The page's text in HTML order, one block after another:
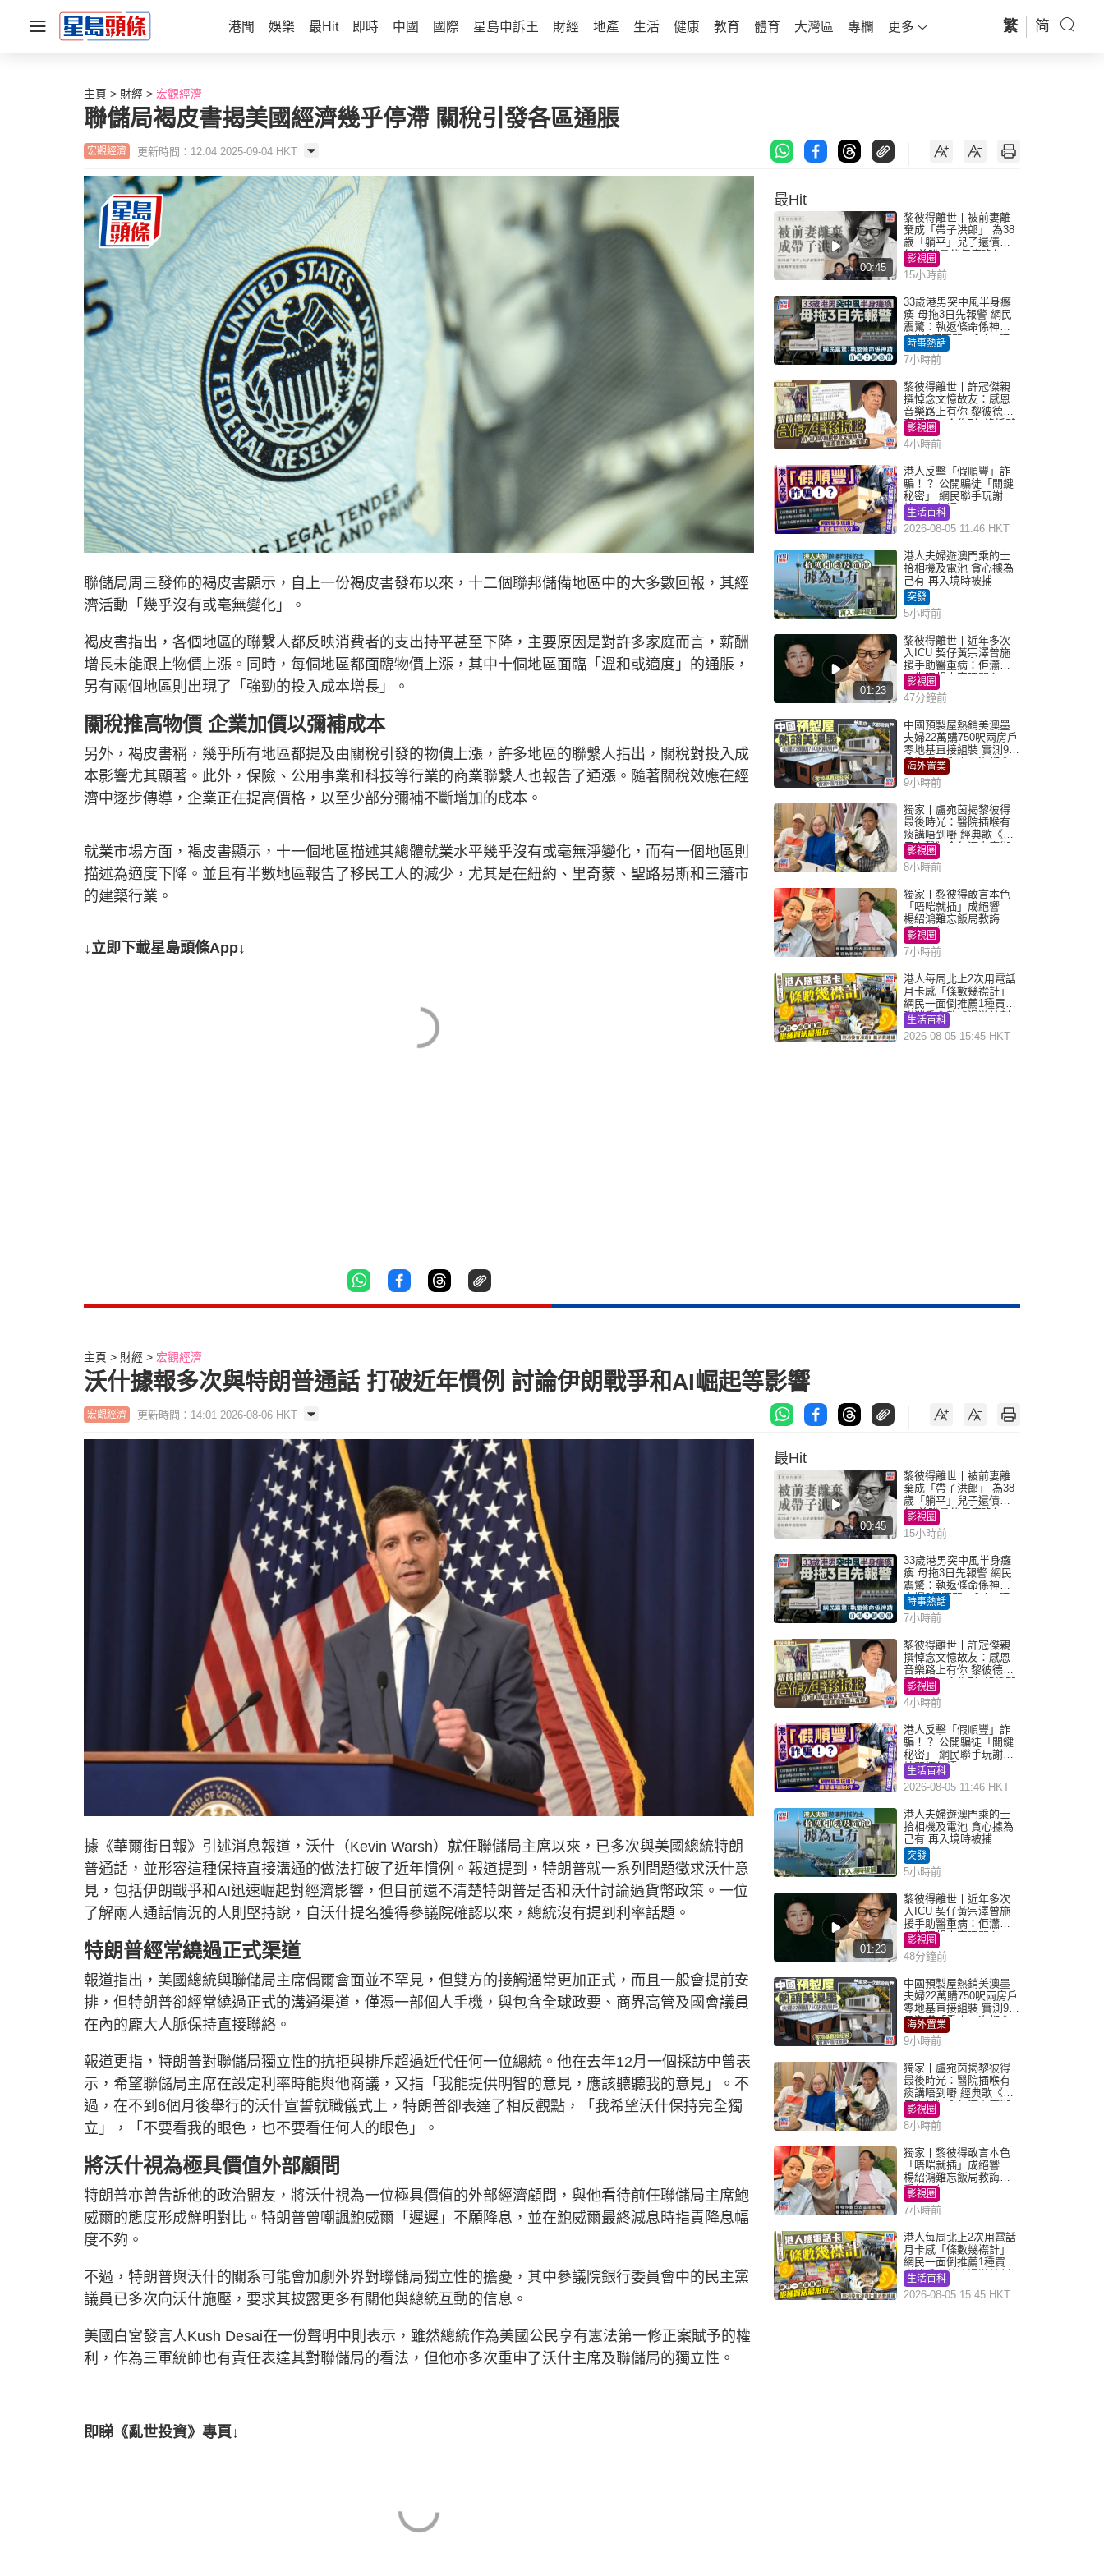
港聞 娛樂 最Hit 即時 中國 國際 星島申訴王 財經 地產 生活 健康 教育 體育 大灣區 專欄 更多 繁 简
主頁 財經 宏觀經濟
聯儲局褐皮書揭美國經濟幾乎停滯 關稅引發各區通脹
宏觀經濟 更新時間：12:04 2025-09-04 HKT
聯儲局周三發佈的褐皮書顯示，自上一份褐皮書發布以來，十二個聯邦儲備地區中的大多數回報，其經
濟活動「幾乎沒有或毫無變化」。
褐皮書指出，各個地區的聯繫人都反映消費者的支出持平甚至下降，主要原因是對許多家庭而言，薪酬
增長未能跟上物價上漲。同時，每個地區都面臨物價上漲，其中十個地區面臨「溫和或適度」的通脹，
另有兩個地區則出現了「強勁的投入成本增長」。
關稅推高物價 企業加價以彌補成本
另外，褐皮書稱，幾乎所有地區都提及由關稅引發的物價上漲，許多地區的聯繫人指出，關稅對投入成
本影響尤其顯著。此外，保險、公用事業和科技等行業的商業聯繫人也報告了通漲。隨著關稅效應在經
濟中逐步傳導，企業正在提高價格，以至少部分彌補不斷增加的成本。
就業市場方面，褐皮書顯示，十一個地區描述其總體就業水平幾乎沒有或毫無淨變化，而有一個地區則
描述為適度下降。並且有半數地區報告了移民工人的減少，尤其是在紐約、里奇蒙、聖路易斯和三藩市
的建築行業。
↓立即下載星島頭條App↓
最Hit
00:45
黎彼得離世丨被前妻離
棄成「帶子洪郎」 為38
歲「躺平」兒子還債多
年 曾盼尋伴侶度晚年
影視圈
15小時前
33歲港男突中風半身癱
瘓 母拖3日先報警 網民
震驚：執返條命係神蹟
自爆2個惡習｜Juicy叮
時事熱話
7小時前
黎彼得離世丨許冠傑親
撰悼念文憶故友：感恩
音樂路上有你 黎彼德曾
直認唔夾合作7年終拆夥
影視圈
4小時前
港人反擊「假順豐」詐
騙！？ 公開騙徒「關鍵
秘密」 網民聯手玩謝：
練習緬甸語
生活百科
2026-08-05 11:46 HKT
港人夫婦遊澳門乘的士
拾相機及電池 貪心據為
己有 再入境時被捕
突發
5小時前
01:23
黎彼得離世丨近年多次
入ICU 契仔黃宗澤曾施
援手助醫重病：佢瀟灑
一生唔想大家唔開心
影視圈
47分鐘前
中國預製屋熱銷美澳墨
夫婦22萬購750呎兩房戶
零地基直接組裝 實測9個
月激讚「重來一次都會
買」
海外置業
9小時前
獨家丨盧宛茵揭黎彼得
最後時光：醫院插喉有
痰講唔到嘢 經典歌《浪
子心聲》金句源自廟街
睇相佬
影視圈
8小時前
獨家丨黎彼得敢言本色
「唔啱就插」成絕響
楊紹鴻難忘飯局教誨：
受益一生
影視圈
7小時前
港人每周北上2次用電話
月卡感「條數幾襟計」
網民一面倒推薦1種買法
附消委會數據漫遊計劃
消費提示
生活百科
2026-08-05 15:45 HKT
主頁 財經 宏觀經濟
沃什據報多次與特朗普通話 打破近年慣例 討論伊朗戰爭和AI崛起等影響
宏觀經濟 更新時間：14:01 2026-08-06 HKT
據《華爾街日報》引述消息報道，沃什（Kevin Warsh）就任聯儲局主席以來，已多次與美國總統特朗
普通話，並形容這種保持直接溝通的做法打破了近年慣例。報道提到，特朗普就一系列問題徵求沃什意
見，包括伊朗戰爭和AI迅速崛起對經濟影響，但目前還不清楚特朗普是否和沃什討論過貨幣政策。一位
了解兩人通話情況的人則堅持說，自沃什提名獲得參議院確認以來，總統沒有提到利率話題。
特朗普經常繞過正式渠道
報道指出，美國總統與聯儲局主席偶爾會面並不罕見，但雙方的接觸通常更加正式，而且一般會提前安
排，但特朗普卻經常繞過正式的溝通渠道，僅憑一部個人手機，與包含全球政要、商界高管及國會議員
在內的龐大人脈保持直接聯絡。
報道更指，特朗普對聯儲局獨立性的抗拒與排斥超過近代任何一位總統。他在去年12月一個採訪中曾表
示，希望聯儲局主席在設定利率時能與他商議，又指「我能提供明智的意見，應該聽聽我的意見」。不
過，在不到6個月後舉行的沃什宣誓就職儀式上，特朗普卻表達了相反觀點，「我希望沃什保持完全獨
立」，「不要看我的眼色，也不要看任何人的眼色」。
將沃什視為極具價值外部顧問
特朗普亦曾告訴他的政治盟友，將沃什視為一位極具價值的外部經濟顧問，與他看待前任聯儲局主席鮑
威爾的態度形成鮮明對比。特朗普曾嘲諷鮑威爾「遲遲」不願降息，並在鮑威爾最終減息時指責降息幅
度不夠。
不過，特朗普與沃什的關系可能會加劇外界對聯儲局獨立性的擔憂，其中參議院銀行委員會中的民主黨
議員已多次向沃什施壓，要求其披露更多有關他與總統互動的信息。
美國白宮發言人Kush Desai在一份聲明中則表示，雖然總統作為美國公民享有憲法第一修正案賦予的權
利，作為三軍統帥也有責任表達其對聯儲局的看法，但他亦多次重申了沃什主席及聯儲局的獨立性。
即睇《亂世投資》專頁↓
最Hit
00:45
黎彼得離世丨被前妻離
棄成「帶子洪郎」 為38
歲「躺平」兒子還債多
年 曾盼尋伴侶度晚年
影視圈
15小時前
33歲港男突中風半身癱
瘓 母拖3日先報警 網民
震驚：執返條命係神蹟
自爆2個惡習｜Juicy叮
時事熱話
7小時前
黎彼得離世丨許冠傑親
撰悼念文憶故友：感恩
音樂路上有你 黎彼德曾
直認唔夾合作7年終拆夥
影視圈
4小時前
港人反擊「假順豐」詐
騙！？ 公開騙徒「關鍵
秘密」 網民聯手玩謝：
練習緬甸語
生活百科
2026-08-05 11:46 HKT
港人夫婦遊澳門乘的士
拾相機及電池 貪心據為
己有 再入境時被捕
突發
5小時前
01:23
黎彼得離世丨近年多次
入ICU 契仔黃宗澤曾施
援手助醫重病：佢瀟灑
一生唔想大家唔開心
影視圈
48分鐘前
中國預製屋熱銷美澳墨
夫婦22萬購750呎兩房戶
零地基直接組裝 實測9個
月激讚「重來一次都會
買」
海外置業
9小時前
獨家丨盧宛茵揭黎彼得
最後時光：醫院插喉有
痰講唔到嘢 經典歌《浪
子心聲》金句源自廟街
睇相佬
影視圈
8小時前
獨家丨黎彼得敢言本色
「唔啱就插」成絕響
楊紹鴻難忘飯局教誨：
受益一生
影視圈
7小時前
港人每周北上2次用電話
月卡感「條數幾襟計」
網民一面倒推薦1種買法
附消委會數據漫遊計劃
消費提示
生活百科
2026-08-05 15:45 HKT